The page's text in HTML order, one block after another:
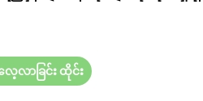
လာခြင်း ထိုင်း